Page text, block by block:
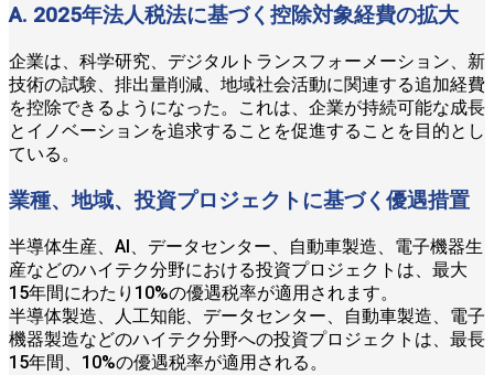
A. 2025年法人税法に基づく控除対象経費の拡大
企業は、科学研究、デジタルトランスフォーメーション、新
技術の試験、排出量削減、地域社会活動に関連する追加経費
を控除できるようになった。これは、企業が持続可能な成長
とイノベーションを追求することを促進することを目的とし
ている。
業種、地域、投資プロジェクトに基づく優遇措置
半導体生産、AI、データセンター、自動車製造、電子機器生
産などのハイテク分野における投資プロジェクトは、最大
15年間にわたり10%の優遇税率が適用されます。
半導体製造、人工知能、データセンター、自動車製造、電子
機器製造などのハイテク分野への投資プロジェクトは、最長
15年間、10%の優遇税率が適用される。